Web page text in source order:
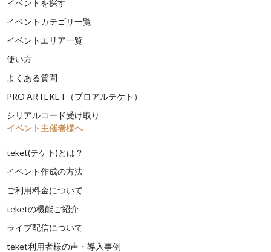
イベントを探す
イベントカテゴリ一覧
イベントエリア一覧
使い方
よくある質問
PRO ARTEKET（プロアルテケト）
シリアルコード受け取り
イベント主催者様へ
teket(テケト)とは？
イベント作成の方法
ご利用料金について
teketの機能ご紹介
ライブ配信について
teket利用者様の声・導入事例